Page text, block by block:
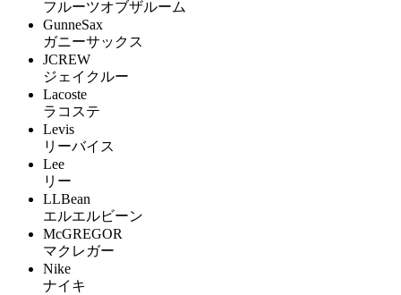
フルーツオブザルーム
GunneSax
ガニーサックス
JCREW
ジェイクルー
Lacoste
ラコステ
Levis
リーバイス
Lee
リー
LLBean
エルエルビーン
McGREGOR
マクレガー
Nike
ナイキ